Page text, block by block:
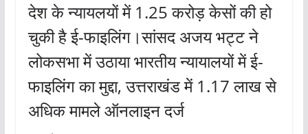
देश के न्यायलयों में 1.25 करोड़ केसों की हो
चुकी है ई-फाइलिंग।सांसद अजय भट्ट ने
लोकसभा में उठाया भारतीय न्यायालयों में ई-
फाइलिंग का मुद्दा, उत्तराखंड में 1.17 लाख से
अधिक मामले ऑनलाइन दर्ज